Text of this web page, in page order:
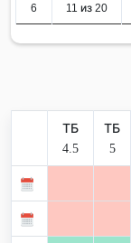
6 11 из 20
ТБ
4.5
ТБ
5